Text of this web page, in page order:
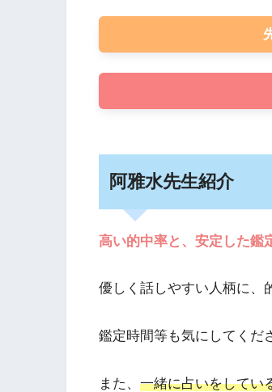
阿雅水先生紹介
高い的中率と、安定した鑑
優しく話しやすい人柄に、
鑑定時間等も気にしてくだ
また、 一緒に占いをしてい